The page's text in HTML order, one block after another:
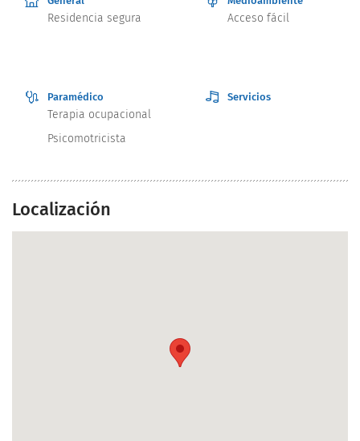
Residencia segura Acceso fácil
Paramédico
Terapia ocupacional
Psicomotricista
Servicios
Localización